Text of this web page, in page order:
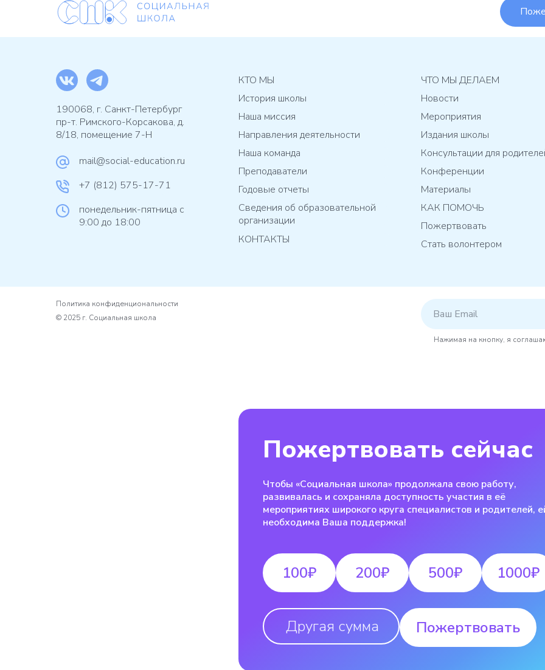
190068, г. Санкт-Петербург
пр-т. Римского-Корсакова, д.
8/18, помещение 7-Н
mail@social-education.ru
+7 (812) 575-17-71
понедельник-пятница с
9:00 до 18:00
КТО МЫ
История школы
Наша миссия
Направления деятельности
Наша команда
Преподаватели
Годовые отчеты
Сведения об образовательной
организации
ЧТО МЫ ДЕЛАЕМ
Новости
Мероприятия
Издания школы
Консультации для
КАК ПОМОЧЬ
Пожертвовать
Стать волонтером
КОНТАКТЫ
Конференции
Материалы
© 2025 г. Социальная школа
Нажимая на кнопку, я
Политика конфиденциональности
Пожертвовать сейчас
Чтобы «Социальная школа» продолжала свою работу,
развивалась и сохраняла доступность участия в её
мероприятиях широкого круга специалистов и родителей,
необходима Ваша поддержка!
100₽ 200₽ 500₽ 1000₽
Пожертвовать